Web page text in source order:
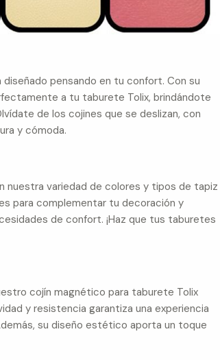
pensando en tu confort. Con su
a tu taburete Tolix, brindándote
de los cojines que se deslizan, con
y cómoda.
nuestra variedad de colores y tipos de tapiz
para complementar tu decoración y
de confort. ¡Haz que tus taburetes
cojín magnético para taburete Tolix
y resistencia garantiza una experiencia
su diseño estético aporta un toque